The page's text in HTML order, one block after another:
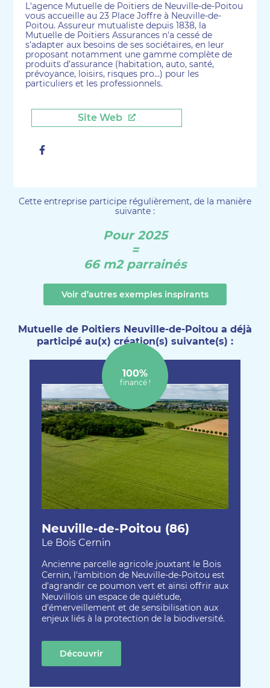
L'agence Mutuelle de Poitiers de Neuville-de-Poitou
vous accueille au 23 Place Joffre à Neuville-de-
Poitou. Assureur mutualiste depuis 1838, la
Mutuelle de Poitiers Assurances n'a cessé de
s'adapter aux besoins de ses sociétaires, en leur
proposant notamment une gamme complète de
produits d’assurance (habitation, auto, santé,
prévoyance, loisirs, risques pro…) pour les
particuliers et les professionnels.
Site Web
Cette entreprise participe régulièrement, de la manière
suivante :
Pour 2025
=
66 m2 parrainés
Voir d’autres exemples inspirants
Mutuelle de Poitiers Neuville-de-Poitou a déjà
participé au(x) création(s) suivante(s) :
Neuville-de-Poitou (86)
Le Bois Cernin
Ancienne parcelle agricole jouxtant le Bois
Cernin, l'ambition de Neuville-de-Poitou est
d'agrandir ce poumon vert et ainsi offrir aux
Neuvillois un espace de quiétude,
d'émerveillement et de sensibilisation aux
enjeux liés à la protection de la biodiversité.
100%
financé !
Découvrir